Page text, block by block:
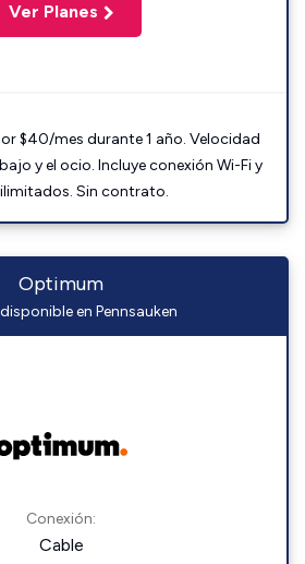
Ver Planes
$40/mes durante 1 año. Velocidad
y el ocio. Incluye conexión Wi-Fi y
Sin contrato.
Optimum
en Pennsauken
Conexión:
Cable